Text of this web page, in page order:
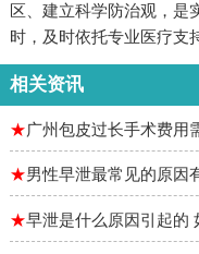
区、建立科学防治观，是
时，及时依托专业医疗支
相关资讯
★广州包皮过长手术费用
★男性早泄最常见的原因
★早泄是什么原因引起的